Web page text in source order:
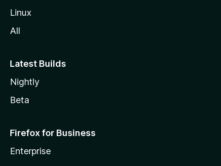
Linux
All
Latest Builds
Nightly
Beta
Firefox for Business
Enterprise